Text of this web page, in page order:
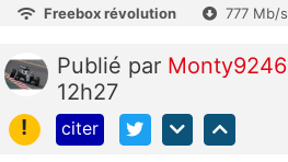
Freebox révolution 777 Mb/s
Publié par Monty9246
12h27
!
citer